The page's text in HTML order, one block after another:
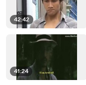
42:42
41:24